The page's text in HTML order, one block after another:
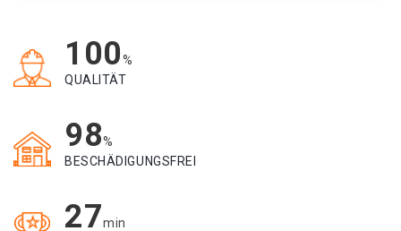
100%
QUALITÄT
98%
BESCHÄDIGUNGSFREI
27min